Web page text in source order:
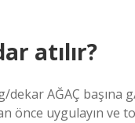
atılır?
dekar AĞAÇ
önce uygulayın ve